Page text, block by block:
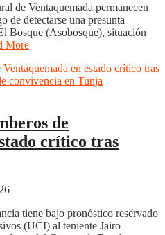
de Ventaquemada permanecen
de detectarse una presunta
Bosque (Asobosque), situación
More
de
crítico tras
tiene bajo pronóstico reservado
(UCI) al teniente Jairo